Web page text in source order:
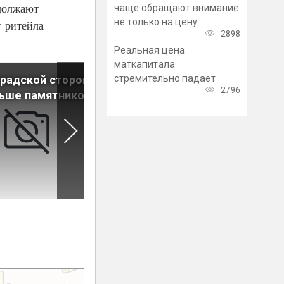
стороне
памятников
В этом году в Петербурге
планируют открыть всего
чаще обращают внимание
не только на цену
2898
Реальная цена
маткапитала
стремительно падает
2796